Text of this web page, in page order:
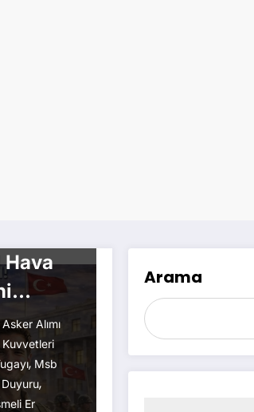
Hava
Asker Alımı
Kuvvetleri
, Msb
,
Er
Arama